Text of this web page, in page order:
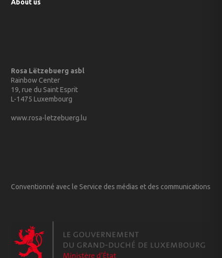
About us
Rosa Lëtzebuerg asbl
Rainbow Center
19, rue du Saint Esprit
L-1475 Luxembourg
www.rosa-letzebuerg.lu
Conventionné avec le Service des médias et des communications